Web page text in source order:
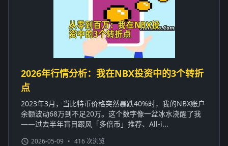
2026年行情分析：我在NBX投资中的3个转折
点
2023年3月，当比特币价格突然暴跌40%时，我的NBX账户
余额波动68万到不足20万。这个数字像一盆冰水浇醒了我
——过去半年盲目跟风「多倍币」推荐、All-i...
2026-05-09 • 416 次浏览